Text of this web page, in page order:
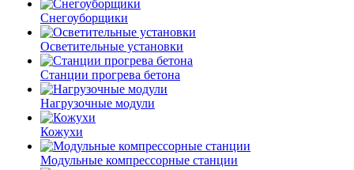
Снегоуборщики
Осветительные установки
Станции прогрева бетона
Нагрузочные модули
Кожухи
Модульные компрессорные станции